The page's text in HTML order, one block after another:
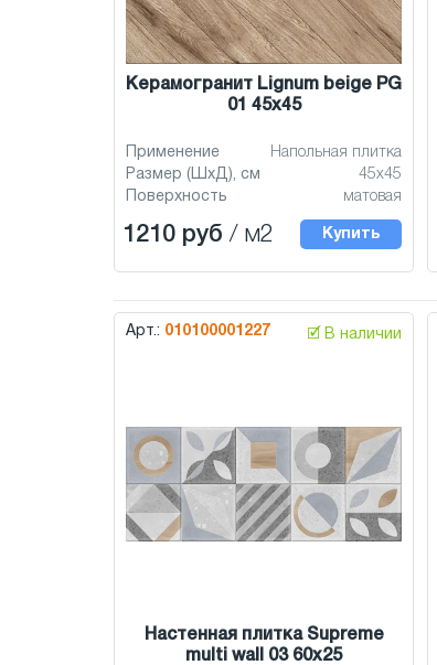
Керамогранит Lignum beige PG
01 45x45
Применение
Напольная плитка
Размер (ШхД), см
45x45
Поверхность
матовая
1210 руб / м2 Купить
Арт.: 010100001227 🗹 В наличии
Настенная плитка Supreme
multi wall 03 60x25